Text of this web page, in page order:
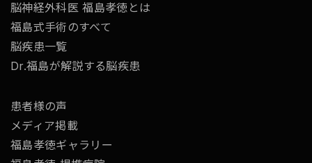
脳神経外科医 福島孝徳とは
福島式手術のすべて
脳疾患一覧
Dr.福島が解説する脳疾患
患者様の声
メディア掲載
福島孝徳ギャラリー